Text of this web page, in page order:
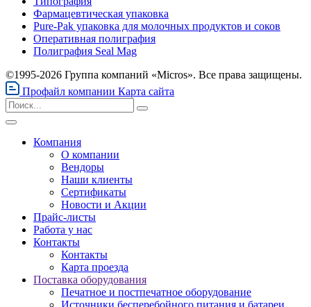
Фармацевтическая упаковка
Pure-Pak упаковка для молочных продуктов и соков
Оперативная полиграфия
Полиграфия Seal Mag
©1995-2026 Группа компаний «Micros». Все права защищены.
Профайл компании Карта сайта
Компания
О компании
Вендоры
Наши клиенты
Сертификаты
Новости и Акции
Прайс-листы
Работа у нас
Контакты
Контакты
Карта проезда
Поставка оборудования
Печатное и постпечатное оборудование
Источники бесперебойного питания и батареи